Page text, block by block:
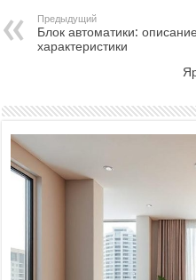
Предыдущий
Блок автоматики:
характеристики